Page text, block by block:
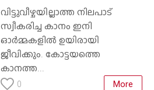
വിട്ടുവീഴ്ചയില്ലാത്ത നിലപാട്
സ്വീകരിച്ച കാനം ഇനി
ഓർമ്മകളിൽ ഉയിരായി
ജീവിക്കും. കോട്ടയത്തെ
കാനത്ത...
0 More